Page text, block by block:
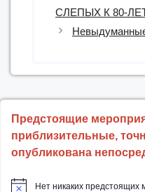
СЛЕПЫХ К 80-
Предстоящие
приблизительные,
опубликована
Нет никаких предстоящих